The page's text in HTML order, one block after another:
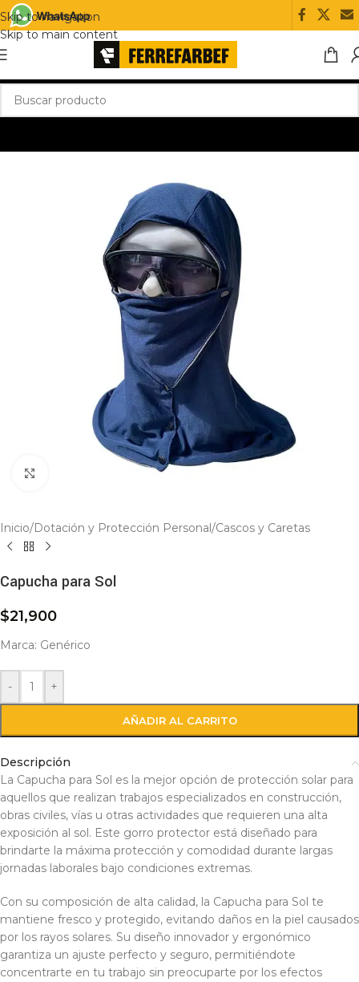
Skip to navigation
Skip to main content
Inicio/Dotación y Protección Personal/Cascos y Caretas
Capucha para Sol
$21,900
Marca: Genérico
- +
AÑADIR AL CARRITO
Descripción
La Capucha para Sol es la mejor opción de protección solar para
aquellos que realizan trabajos especializados en construcción,
obras civiles, vías u otras actividades que requieren una alta
exposición al sol. Este gorro protector está diseñado para
brindarte la máxima protección y comodidad durante largas
jornadas laborales bajo condiciones extremas.
Con su composición de alta calidad, la Capucha para Sol te
mantiene fresco y protegido, evitando daños en la piel causados
por los rayos solares. Su diseño innovador y ergonómico
garantiza un ajuste perfecto y seguro, permitiéndote
concentrarte en tu trabajo sin preocuparte por los efectos